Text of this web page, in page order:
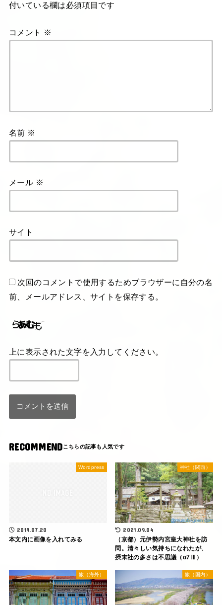
付いている欄は必須項目です
コメント ※
名前 ※
メール ※
サイト
次回のコメントで使用するためブラウザーに自分の名
前、メールアドレス、サイトを保存する。
上に表示された文字を入力してください。
RECOMMEND
Wordpress
2019.07.20
本文内に画像を入れてみる
神社（関西）
2021.09.04
（京都）元伊勢内宮皇大神社を訪
問。清々しい気持ちになれたが、
摂末社の多さは不思議（α7Ⅲ）
旅（海外） 旅（国内）